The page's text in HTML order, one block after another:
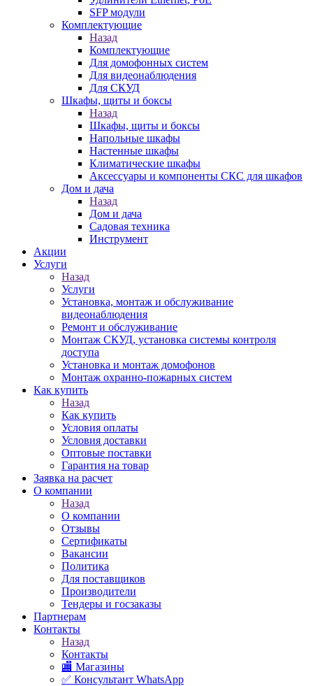
SFP модули
Комплектующие
Назад
Комплектующие
Для домофонных систем
Для видеонаблюдения
Для СКУД
Шкафы, щиты и боксы
Назад
Шкафы, щиты и боксы
Напольные шкафы
Настенные шкафы
Климатические шкафы
Аксессуары и компоненты СКС для шкафов
Дом и дача
Назад
Дом и дача
Садовая техника
Инструмент
Акции
Услуги
Назад
Услуги
Установка, монтаж и обслуживание
видеонаблюдения
Ремонт и обслуживание
Монтаж СКУД, установка системы контроля
доступа
Установка и монтаж домофонов
Монтаж охранно-пожарных систем
Как купить
Назад
Как купить
Условия оплаты
Условия доставки
Оптовые поставки
Гарантия на товар
Заявка на расчет
О компании
Назад
О компании
Отзывы
Сертификаты
Вакансии
Политика
Для поставщиков
Производители
Тендеры и госзаказы
Партнерам
Контакты
Назад
Контакты
🏬 Магазины
✅️ Консультант WhatsApp